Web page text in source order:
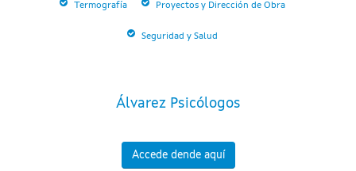
Termografía Proyectos y Dirección de Obra
Seguridad y Salud
Álvarez Psicólogos
Accede dende aquí